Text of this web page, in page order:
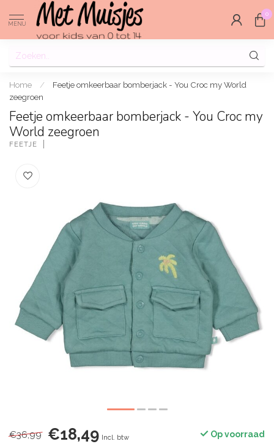
MENU
0
Home /
Feetje omkeerbaar bomberjack - You Croc my World
zeegroen
Feetje omkeerbaar bomberjack - You Croc my
World zeegroen
FEETJE
€36,99 €18,49 Incl. btw Op voorraad